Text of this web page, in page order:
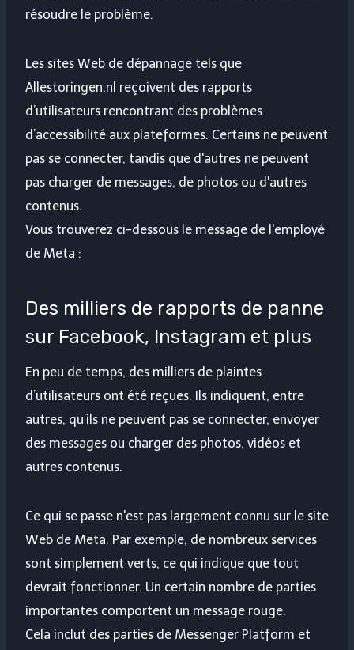
résoudre le problème.
Les sites Web de dépannage tels que
Allestoringen.nl reçoivent des rapports
d’utilisateurs rencontrant des problèmes
d’accessibilité aux plateformes. Certains ne peuvent
pas se connecter, tandis que d'autres ne peuvent
pas charger de messages, de photos ou d'autres
contenus.
Vous trouverez ci-dessous le message de l'employé
de Meta :
Des milliers de rapports de panne
sur Facebook, Instagram et plus
En peu de temps, des milliers de plaintes
d’utilisateurs ont été reçues. Ils indiquent, entre
autres, qu’ils ne peuvent pas se connecter, envoyer
des messages ou charger des photos, vidéos et
autres contenus.
Ce qui se passe n'est pas largement connu sur le site
Web de Meta. Par exemple, de nombreux services
sont simplement verts, ce qui indique que tout
devrait fonctionner. Un certain nombre de parties
importantes comportent un message rouge.
Cela inclut des parties de Messenger Platform et